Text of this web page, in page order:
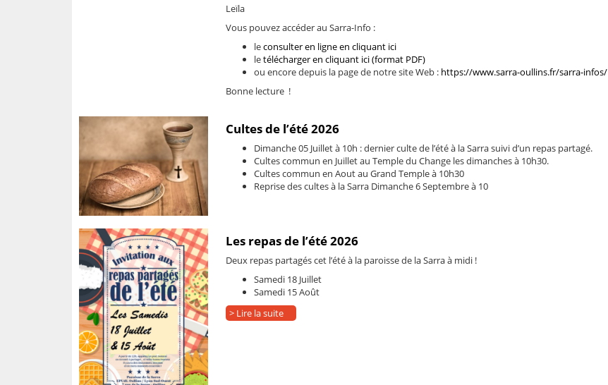
Leïla
Vous pouvez accéder au Sarra-Info :
leconsulter en ligne en cliquant ici
letélécharger en cliquant ici (format PDF)
ou encore depuis la page de notre site Web : https://www.sarra-oullins.fr/sarra-infos/
Bonne lecture !
Cultes de l’été 2026
Dimanche 05 Juillet à 10h : dernier culte de l’été à la Sarra suivi d’un repas partagé.
Cultes commun en Juillet au Temple du Change les dimanches à 10h30.
Cultes commun en Aout au Grand Temple à 10h30
Reprise des cultes à la Sarra Dimanche 6 Septembre à 10
Les repas de l’été 2026
Deux repas partagés cet l’été à la paroisse de la Sarra à midi !
Samedi 18 Juillet
Samedi 15 Août
> Lire la suite